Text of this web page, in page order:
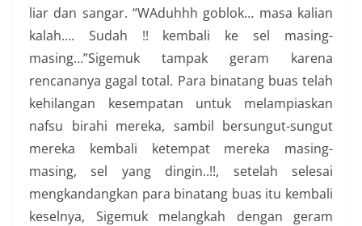
liar dan sangar. “WAduhhh goblok… masa kalian
kalah…. Sudah !! kembali ke sel masing-
masing…”Sigemuk tampak geram karena
rencananya gagal total. Para binatang buas telah
kehilangan kesempatan untuk melampiaskan
nafsu birahi mereka, sambil bersungut-sungut
mereka kembali ketempat mereka masing-
masing, sel yang dingin..!!, setelah selesai
mengkandangkan para binatang buas itu kembali
keselnya, Sigemuk melangkah dengan geram